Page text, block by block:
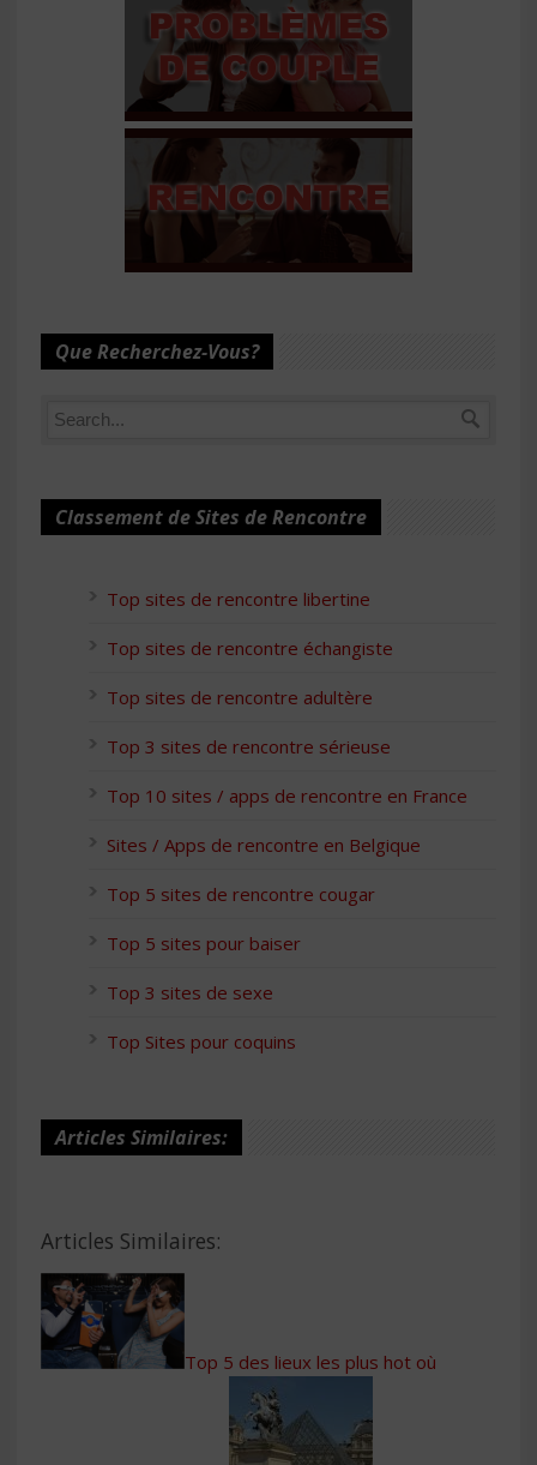
Que Recherchez-Vous?
Classement de Sites de Rencontre
Top sites de rencontre libertine
Top sites de rencontre échangiste
Top sites de rencontre adultère
Top 3 sites de rencontre sérieuse
Top 10 sites / apps de rencontre en France
Sites / Apps de rencontre en Belgique
Top 5 sites de rencontre cougar
Top 5 sites pour baiser
Top 3 sites de sexe
Top Sites pour coquins
Articles Similaires:
Articles Similaires:
Top 5 des lieux les plus hot où